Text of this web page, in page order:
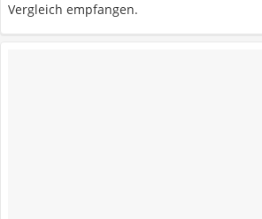
Vergleich empfangen.